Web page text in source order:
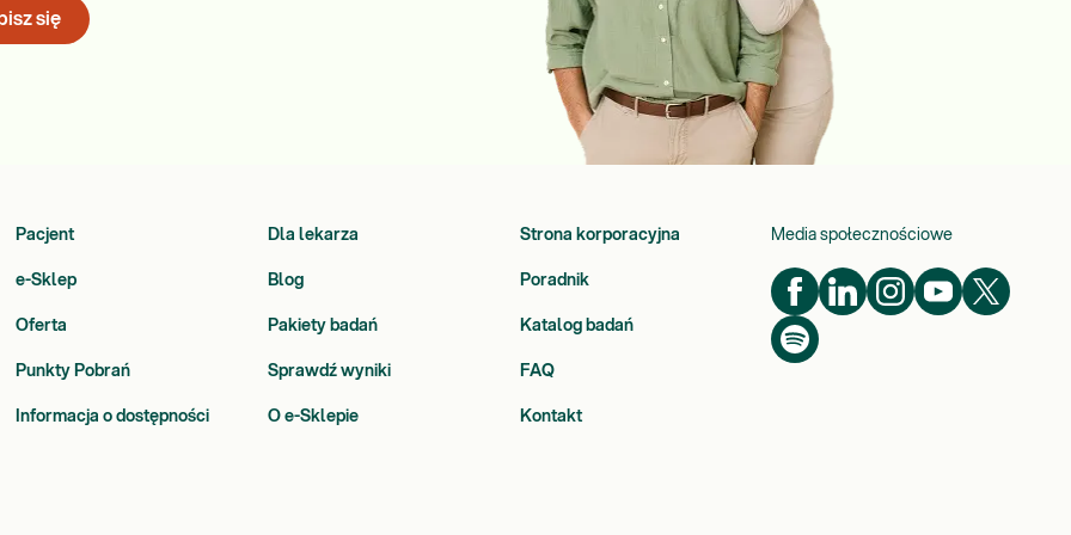
się
Pacjent Dla lekarza Strona korporacyjna
e-Sklep Blog Poradnik
Oferta Pakiety badań Katalog badań
Punkty Pobrań Sprawdź wyniki FAQ
Informacja o dostępności O e-Sklepie Kontakt
Media społecznościowe